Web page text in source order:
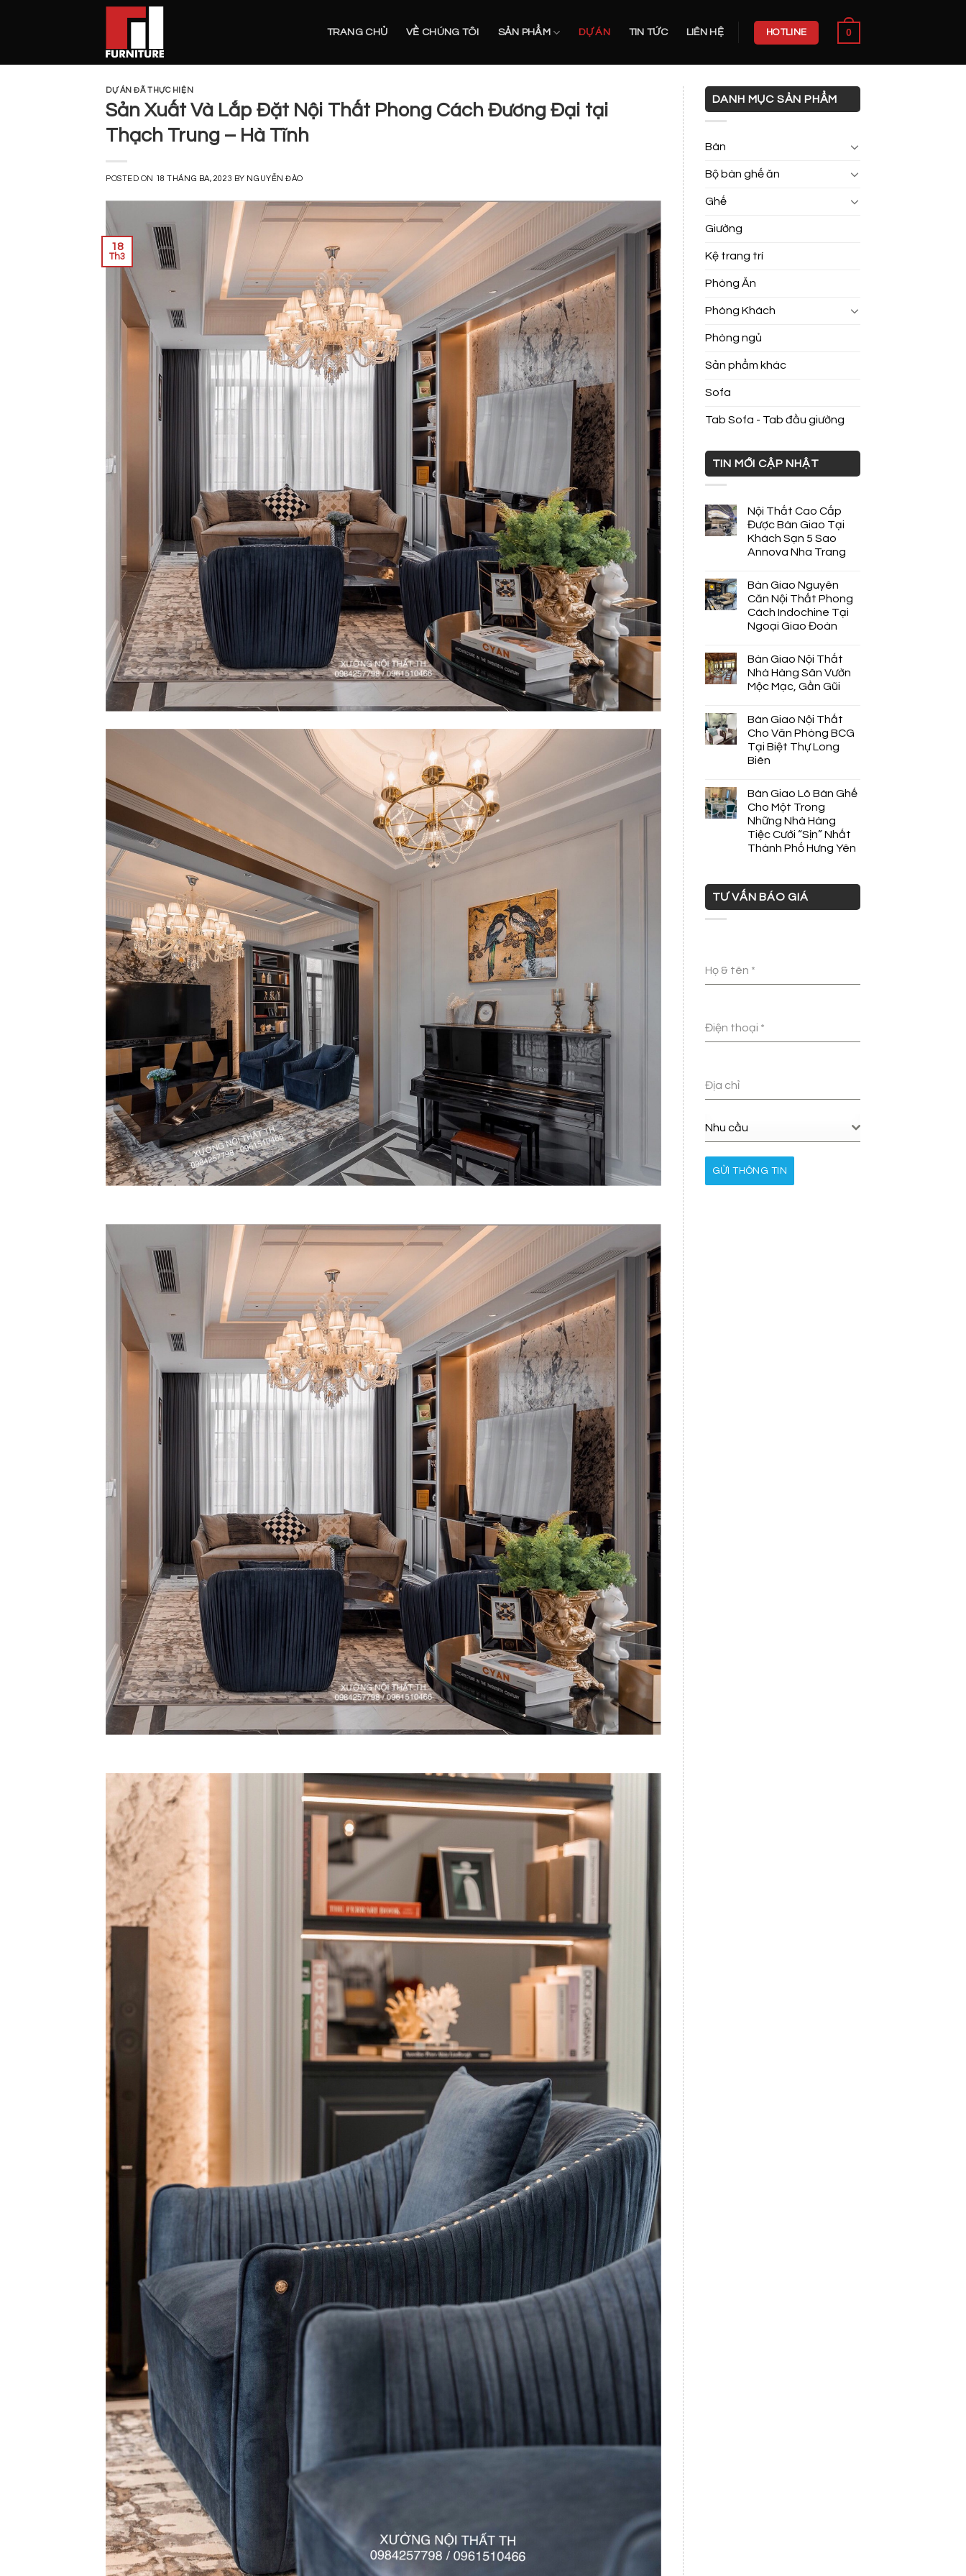
TRANG CHỦ VỀ CHÚNG TÔI SẢN PHẨM DỰ ÁN TIN TỨC LIÊN HỆ HOTLINE 0
DỰ ÁN ĐÃ THỰC HIỆN
Sản Xuất Và Lắp Đặt Nội Thất Phong Cách Đương Đại tại
Thạch Trung – Hà Tĩnh
POSTED ON 18 THÁNG BA, 2023 BY NGUYỄN ĐÀO
18
Th3
DANH MỤC SẢN PHẨM
Bàn
Bộ bàn ghế ăn
Ghế
Giường
Kệ trang trí
Phòng Ăn
Phòng Khách
Phòng ngủ
Sản phẩm khác
Sofa
Tab Sofa - Tab đầu giường
TIN MỚI CẬP NHẬT
Nội Thất Cao Cấp
Được Bàn Giao Tại
Khách Sạn 5 Sao
Annova Nha Trang
Bàn Giao Nguyên
Căn Nội Thất Phong
Cách Indochine Tại
Ngoại Giao Đoàn
Bàn Giao Nội Thất
Nhà Hàng Sân Vườn
Mộc Mạc, Gần Gũi
Bàn Giao Nội Thất
Cho Văn Phòng BCG
Tại Biệt Thự Long
Biên
Bàn Giao Lô Bàn Ghế
Cho Một Trong
Những Nhà Hàng
Tiệc Cưới “Sịn” Nhất
Thành Phố Hưng Yên
TƯ VẤN BÁO GIÁ
Họ & tên *
Điện thoại *
Địa chỉ
Nhu cầu
GỬI THÔNG TIN